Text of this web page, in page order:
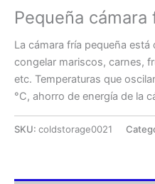
Pequeña
La cámara fría pequeña
congelar mariscos, carnes,
etc. Temperaturas que
°C, ahorro de energía de la
SKU: coldstorage0021